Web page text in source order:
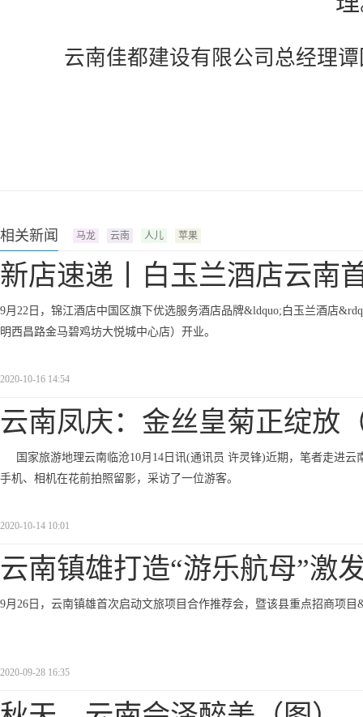
云南佳都建设有限公司总经理
相关新闻 马龙 云南 人儿 苹果
新店速递丨白玉兰酒店云南
9月22日，锦江酒店中国区旗下优选服务酒店品牌&ldquo;白玉兰酒店
明西昌路金马碧鸡坊大悦城中心店）开业。
2020-10-16 14:54
云南凤庆：金丝皇菊正绽放
国家旅游地理云南临沧10月14日讯(通讯员 许灵锋)近期，笔者走进
手机、相机在花前拍照留影，采访了一位游客。
2020-10-14 10:01
云南镇雄打造“游乐航母”激
9月26日，云南镇雄首次启动文旅项目合作推荐会，暨该县重点招商项
2020-09-28 16:35